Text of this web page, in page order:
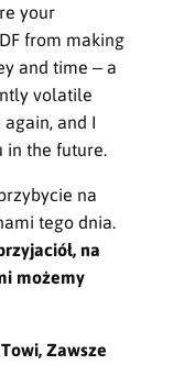
your
from making
and time – a
volatile
and I
the future.
na
tego dnia.
na
możemy
Zawsze